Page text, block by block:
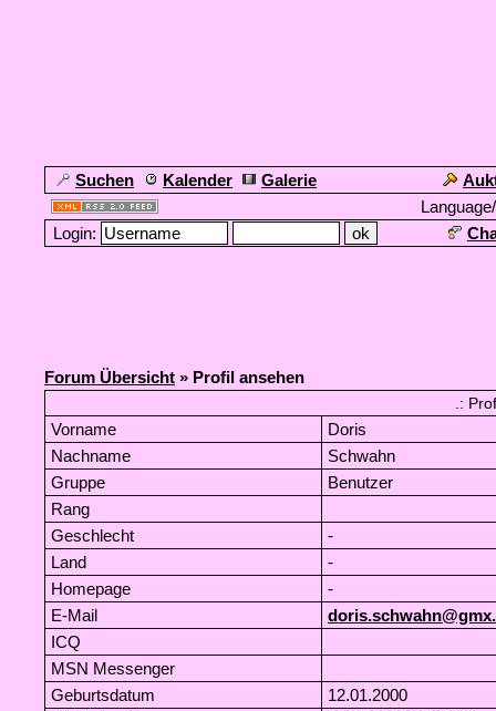
Suchen Kalender Galerie
Login:
Forum Übersicht » Profil ansehen
.:
Vorname
Doris
Nachname
Schwahn
Gruppe
Benutzer
Rang
Geschlecht
-
Land
-
Homepage
-
E-Mail
ICQ
MSN Messenger
Geburtsdatum
12.01.2000